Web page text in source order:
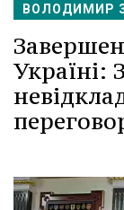
ВОЛОДИМИР
Україні: